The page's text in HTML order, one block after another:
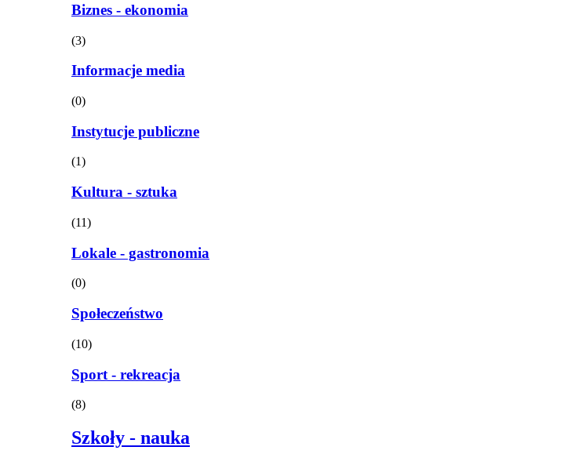
Biznes - ekonomia
(3)
Informacje media
(0)
Instytucje publiczne
(1)
Kultura - sztuka
(11)
Lokale - gastronomia
(0)
Społeczeństwo
(10)
Sport - rekreacja
(8)
Szkoły - nauka